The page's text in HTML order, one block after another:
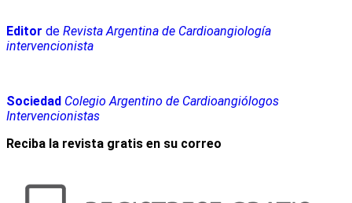
Editor de Revista Argentina de Cardioangiología
intervencionista
Sociedad Colegio Argentino de Cardioangiólogos
Intervencionistas
Reciba la revista gratis en su correo